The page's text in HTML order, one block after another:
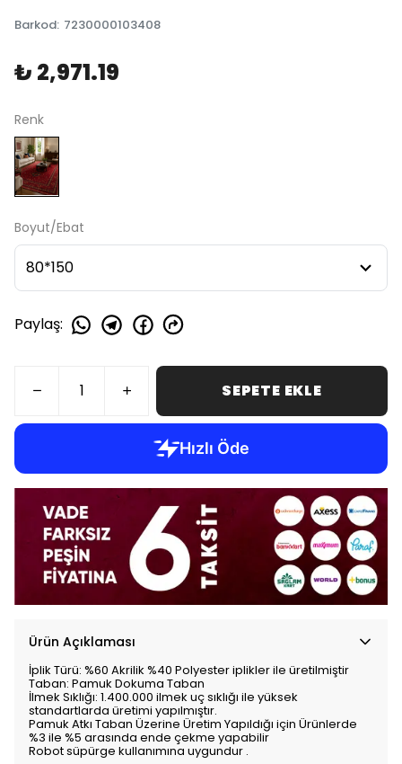
Barkod: 7230000103408
₺ 2,971.19
Renk
Boyut/Ebat
Paylaş:
SEPETE EKLE
Ürün Açıklaması
İplik Türü: %60 Akrilik %40 Polyester iplikler ile üretilmiştir
Taban: Pamuk Dokuma Taban
İlmek Sıklığı: 1.400.000 ilmek uç sıklığı ile yüksek
standartlarda üretimi yapılmıştır.
Pamuk Atkı Taban Üzerine Üretim Yapıldığı için Ürünlerde
%3 ile %5 arasında ende çekme yapabilir
Robot süpürge kullanımına uygundur .